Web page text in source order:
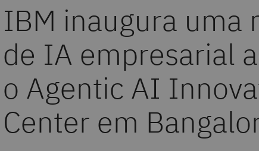
IBM inaugura uma
de IA empresarial
o Agentic AI
Center em